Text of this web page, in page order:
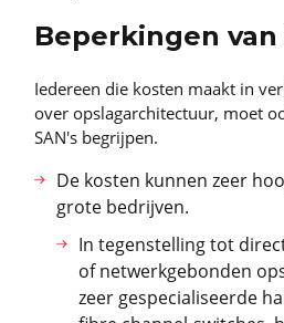
Beperkingen van
Iedereen die kosten maakt in
over opslagarchitectuur, moet
SAN's begrijpen.
De kosten kunnen zeer
grote bedrijven.
In tegenstelling tot
of netwerkgebonden
zeer gespecialiseerde